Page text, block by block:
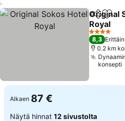
Jaa
Original
Royal
Katso
4
8,3
0.2 km
konsepti
Alkaen 87 €
Näytä hinnat 12 sivustolta